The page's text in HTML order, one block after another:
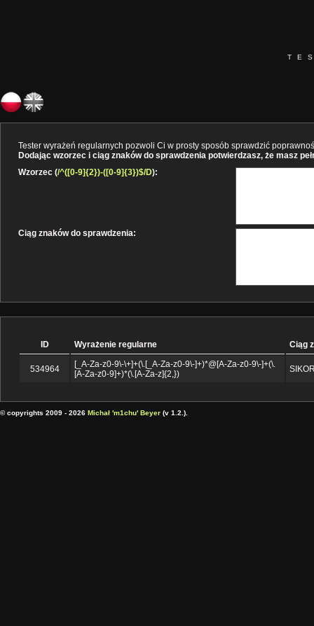
Tester wyrażeń regularnych pozwoli Ci w prosty sposób sprawdzić
Dodając wzorzec i ciąg znaków do sprawdzenia potwierdzasz, że masz
Wzorzec (/^([0-9]{2})-([0-9]{3})$/D):
Ciąg znaków do sprawdzenia:
ID Wyrażenie regularne Ciąg
534964
[_A-Za-z0-9\-\+]+(\.[_A-Za-z0-9\-]+)*@[A-Za-z0-9\-]+(\.
[A-Za-z0-9]+)*(\.[A-Za-z]{2,})
© copyrights 2009 - 2026 Michał 'm1chu' Beyer (v 1.2.).